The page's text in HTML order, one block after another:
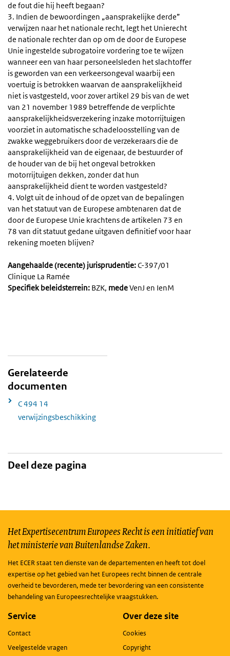
de fout die hij heeft begaan?
3. Indien de bewoordingen „aansprakelijke derde”
verwijzen naar het nationale recht, legt het Unierecht
de nationale rechter dan op om de door de Europese
Unie ingestelde subrogatoire vordering toe te wijzen
wanneer een van haar personeelsleden het slachtoffer
is geworden van een verkeersongeval waarbij een
voertuig is betrokken waarvan de aansprakelijkheid
niet is vastgesteld, voor zover artikel 29 bis van de wet
van 21 november 1989 betreffende de verplichte
aansprakelijkheidsverzekering inzake motorrijtuigen
voorziet in automatische schadeloosstelling van de
zwakke weggebruikers door de verzekeraars die de
aansprakelijkheid van de eigenaar, de bestuurder of
de houder van de bij het ongeval betrokken
motorrijtuigen dekken, zonder dat hun
aansprakelijkheid dient te worden vastgesteld?
4. Volgt uit de inhoud of de opzet van de bepalingen
van het statuut van de Europese ambtenaren dat de
door de Europese Unie krachtens de artikelen 73 en
78 van dit statuut gedane uitgaven definitief voor haar
rekening moeten blijven?
Aangehaalde (recente) jurisprudentie:C-397/01
Clinique La Ramée
Specifiek beleidsterrein: BZK, medeVenJ en IenM
Gerelateerde
documenten
C 494 14
verwijzingsbeschikking
Deel deze pagina
Het Expertisecentrum Europees Recht is een initiatief van
het ministerie van Buitenlandse Zaken.
Het ECER staat ten dienste van de departementen en heeft tot doel
expertise op het gebied van het Europees recht binnen de centrale
overheid te bevorderen, mede ter bevordering van een consistente
behandeling van Europeesrechtelijke vraagstukken.
Service
Contact
Veelgestelde vragen
Over deze site
Cookies
Copyright